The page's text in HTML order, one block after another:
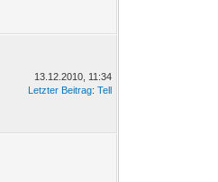
13.12.2010, 11:34
Letzter Beitrag:Tell